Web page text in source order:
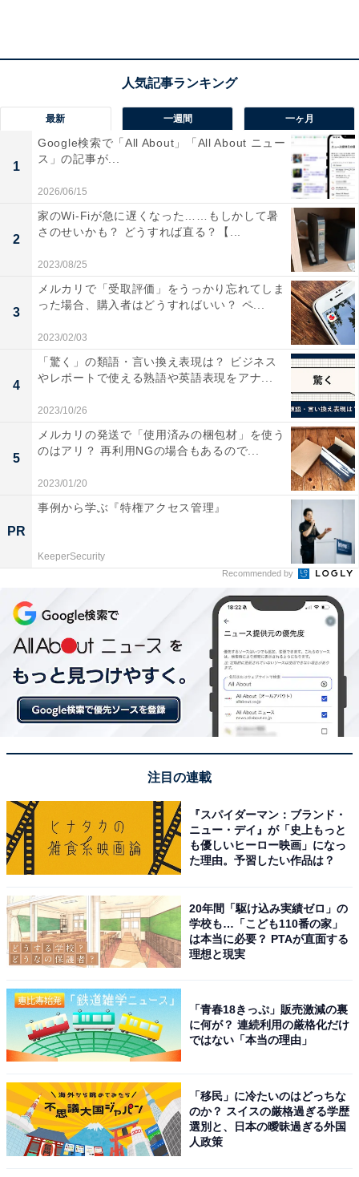
冬ボーナス支給ありはコロナ禍でも「増加傾向」
冬ボーナス支給有無の推移
冬ボーナスの「支給あり」を2018年から見ていくと毎年
増加傾向にあり、2022年の昨対比では7.3ポイント増加
しています。コロナ禍初の冬ボーナス（2020年）の「支
給あり」と比較すると、今冬は11.3ポイント増えていま
した。
一方で「支給額」は毎年増加しているわけではなく、最
も高かった平均支給額は2020年の「71.3万円」で、今冬
の「69.8万円」は5年間で2番目に高くなっています。
最新 一週間 一ヶ月
1
Google検索で「All About」「All About ニュー
ス」の記事が...
2026/06/15
2
家のWi-Fiが急に遅くなった……もしかして暑
さのせいかも？ どうすれば直る？【...
2023/08/25
3
メルカリで「受取評価」をうっかり忘れてしま
った場合、購入者はどうすればいい？ ペ...
2023/02/03
4
「驚く」の類語・言い換え表現は？ ビジネス
やレポートで使える熟語や英語表現をアナ...
2023/10/26
5
メルカリの発送で「使用済みの梱包材」を使う
のはアリ？ 再利用NGの場合もあるので...
2023/01/20
PR
事例から学ぶ『特権アクセス管理』
KeeperSecurity
Recommended by
注目の連載
『スパイダーマン：ブランド・
ニュー・デイ』が「史上もっと
も優しいヒーロー映画」になっ
た理由。予習したい作品は？
20年間「駆け込み実績ゼロ」の
学校も…「こども110番の家」
は本当に必要？ PTAが直面する
理想と現実
「青春18きっぷ」販売激減の裏
に何が？ 連続利用の厳格化だけ
ではない「本当の理由」
「移民」に冷たいのはどっちな
のか？ スイスの厳格過ぎる学歴
選別と、日本の曖昧過ぎる外国
人政策